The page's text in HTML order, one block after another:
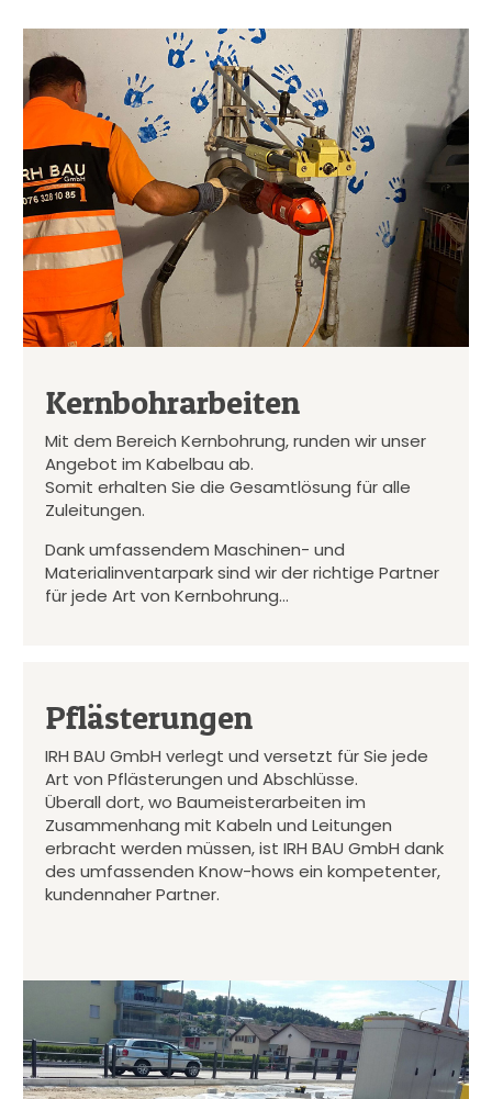
Kernbohrarbeiten
Mit dem Bereich Kernbohrung, runden wir unser
Angebot im Kabelbau ab.
Somit erhalten Sie die Gesamtlösung für alle
Zuleitungen.
Dank umfassendem Maschinen- und
Materialinventarpark sind wir der richtige Partner
für jede Art von Kernbohrung…
Pflästerungen
IRH BAU GmbH verlegt und versetzt für Sie jede
Art von Pflästerungen und Abschlüsse.
Überall dort, wo Baumeisterarbeiten im
Zusammenhang mit Kabeln und Leitungen
erbracht werden müssen, ist IRH BAU GmbH dank
des umfassenden Know-hows ein kompetenter,
kundennaher Partner.